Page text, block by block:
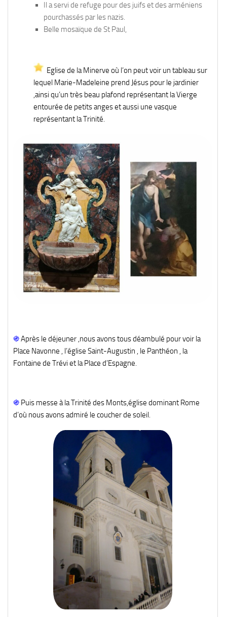
Il a servi de refuge pour des juifs et des arméniens
pourchassés par les nazis.
Belle mosaïque de St Paul,
Eglise de la Minerve où l’on peut voir un tableau sur
lequel Marie-Madeleine prend Jésus pour le jardinier
,ainsi qu’un très beau plafond représentant la Vierge
entourée de petits anges et aussi une vasque
représentant la Trinité.
֍Après le déjeuner ,nous avons tous déambulé pour voir la
Place Navonne , l’église Saint-Augustin , le Panthéon , la
Fontaine de Trévi et la Place d’Espagne.
֍ Puis messe à la Trinité des Monts,église dominant Rome
d’où nous avons admiré le coucher de soleil.